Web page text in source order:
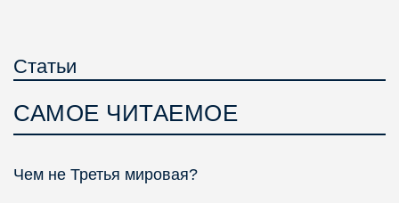
Статьи
САМОЕ ЧИТАЕМОЕ
Чем не Третья мировая?